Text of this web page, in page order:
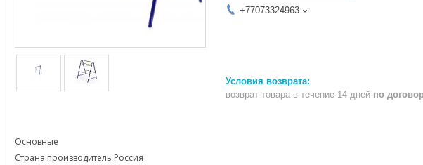
+77073324963
возврат товара в течение 14 дней по
Основные
Страна производитель Россия